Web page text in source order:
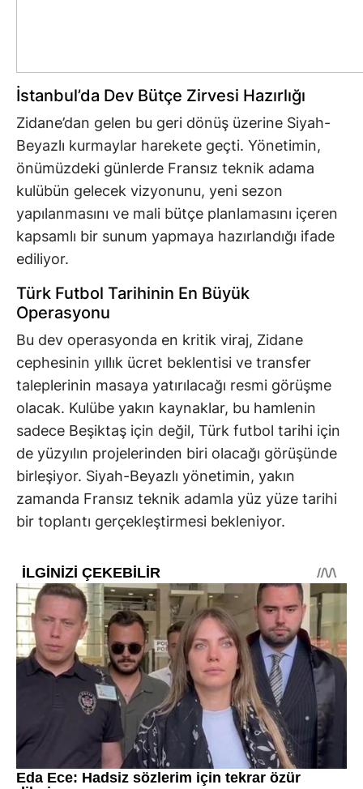
İstanbul’da Dev Bütçe Zirvesi Hazırlığı
Zidane’dan gelen bu geri dönüş üzerine Siyah-
Beyazlı kurmaylar harekete geçti. Yönetimin,
önümüzdeki günlerde Fransız teknik adama
kulübün gelecek vizyonunu, yeni sezon
yapılanmasını ve mali bütçe planlamasını içeren
kapsamlı bir sunum yapmaya hazırlandığı ifade
ediliyor.
Türk Futbol Tarihinin En Büyük
Operasyonu
Bu dev operasyonda en kritik viraj, Zidane
cephesinin yıllık ücret beklentisi ve transfer
taleplerinin masaya yatırılacağı resmi görüşme
olacak. Kulübe yakın kaynaklar, bu hamlenin
sadece Beşiktaş için değil, Türk futbol tarihi için
de yüzyılın projelerinden biri olacağı görüşünde
birleşiyor. Siyah-Beyazlı yönetimin, yakın
zamanda Fransız teknik adamla yüz yüze tarihi
bir toplantı gerçekleştirmesi bekleniyor.